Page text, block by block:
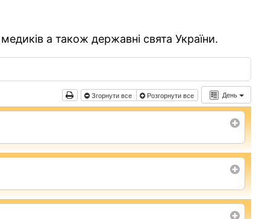
а також державні свята України.
День
Згорнути все Розгорнути все